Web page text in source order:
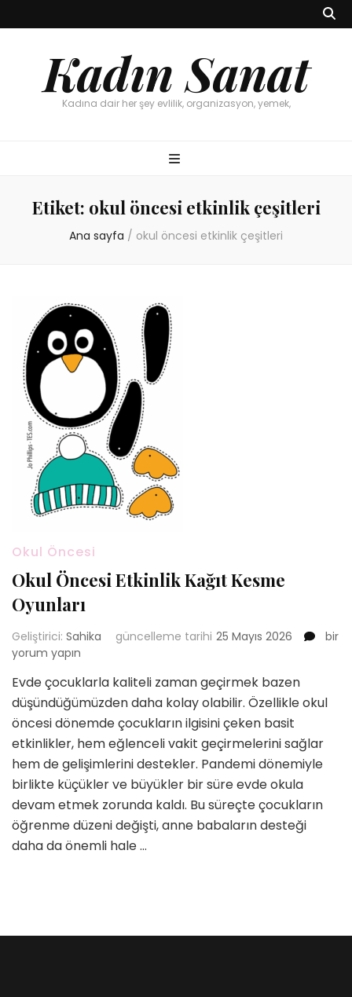
Kadın Sanat
Kadına dair her şey evlilik, organizasyon, yemek,
Etiket: okul öncesi etkinlik çeşitleri
Ana sayfa / okul öncesi etkinlik çeşitleri
Okul Öncesi
Okul Öncesi Etkinlik Kağıt Kesme
Oyunları
Geliştirici: Sahika güncelleme tarihi 25 Mayıs 2026
Okul
bir
yorum yapın
Evde çocuklarla kaliteli zaman geçirmek bazen
düşündüğümüzden daha kolay olabilir. Özellikle okul
öncesi dönemde çocukların ilgisini çeken basit
etkinlikler, hem eğlenceli vakit geçirmelerini sağlar
hem de gelişimlerini destekler. Pandemi dönemiyle
birlikte küçükler ve büyükler bir süre evde okula
devam etmek zorunda kaldı. Bu süreçte çocukların
öğrenme düzeni değişti, anne babaların desteği
daha da önemli hale …